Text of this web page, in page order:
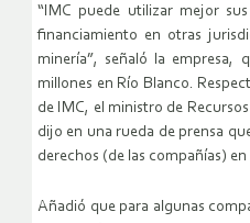
“IMC puede utilizar mejor
financiamiento en otras
minería”, señaló la empresa,
millones en Río Blanco.
de IMC, el ministro de
dijo en una rueda de prensa
derechos (de las compañías)
Añadió que para algunas